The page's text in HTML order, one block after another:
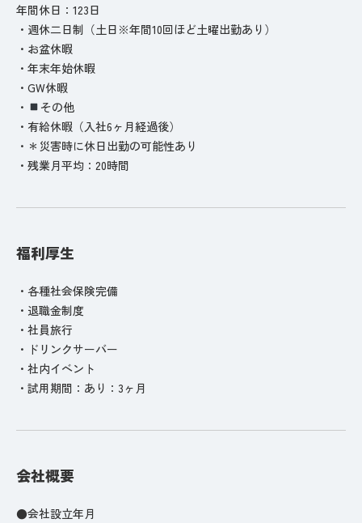
年間休日：123日
・週休二日制（土日※年間10回ほど土曜出勤あり）
・お盆休暇
・年末年始休暇
・GW休暇
・
その他
・有給休暇（入社6ヶ月経過後）
・＊災害時に休日出勤の可能性あり
・残業月平均：20時間
福利厚生
・各種社会保険完備
・退職金制度
・社員旅行
・ドリンクサーバー
・社内イベント
・試用期間：あり：3ヶ月
会社概要
●会社設立年月